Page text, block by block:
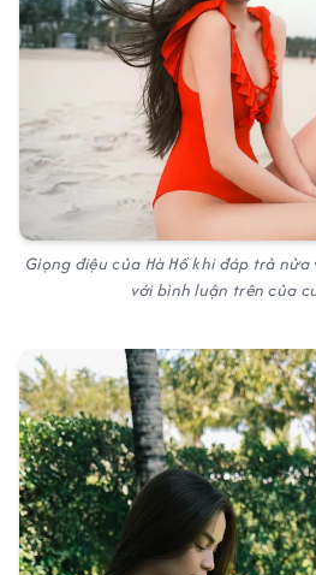
Giọng điệu của Hà Hồ khi đáp trả
với bình luận trên của